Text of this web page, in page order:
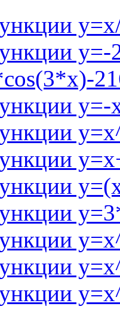
y=-